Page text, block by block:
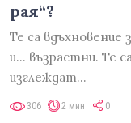
рая“?
Те са вдъхновение
и... възрастни. Те
изглеждат…
306 2 мин 0